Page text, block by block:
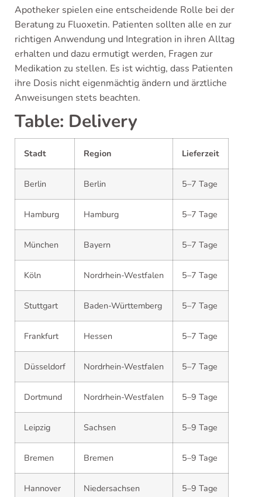
Apotheker spielen eine entscheidende Rolle bei der
Beratung zu Fluoxetin. Patienten sollten alle en zur
richtigen Anwendung und Integration in ihren Alltag
erhalten und dazu ermutigt werden, Fragen zur
Medikation zu stellen. Es ist wichtig, dass Patienten
ihre Dosis nicht eigenmächtig ändern und ärztliche
Anweisungen stets beachten.
Table: Delivery
Stadt Region Lieferzeit
Berlin Berlin 5–7 Tage
Hamburg Hamburg 5–7 Tage
München Bayern 5–7 Tage
Köln Nordrhein-Westfalen 5–7 Tage
Stuttgart Baden-Württemberg 5–7 Tage
Frankfurt Hessen 5–7 Tage
Düsseldorf Nordrhein-Westfalen 5–7 Tage
Dortmund Nordrhein-Westfalen 5–9 Tage
Leipzig Sachsen 5–9 Tage
Bremen Bremen 5–9 Tage
Hannover Niedersachsen 5–9 Tage